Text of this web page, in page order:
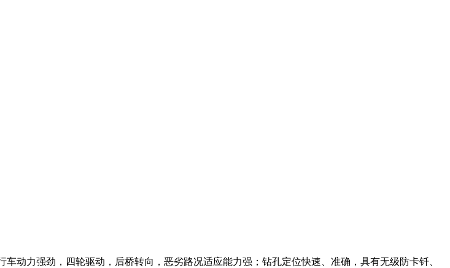
动力强劲，四轮驱动，后桥转向，恶劣路况适应能力强；钻孔定位快速、准确，具有无级防卡钎、